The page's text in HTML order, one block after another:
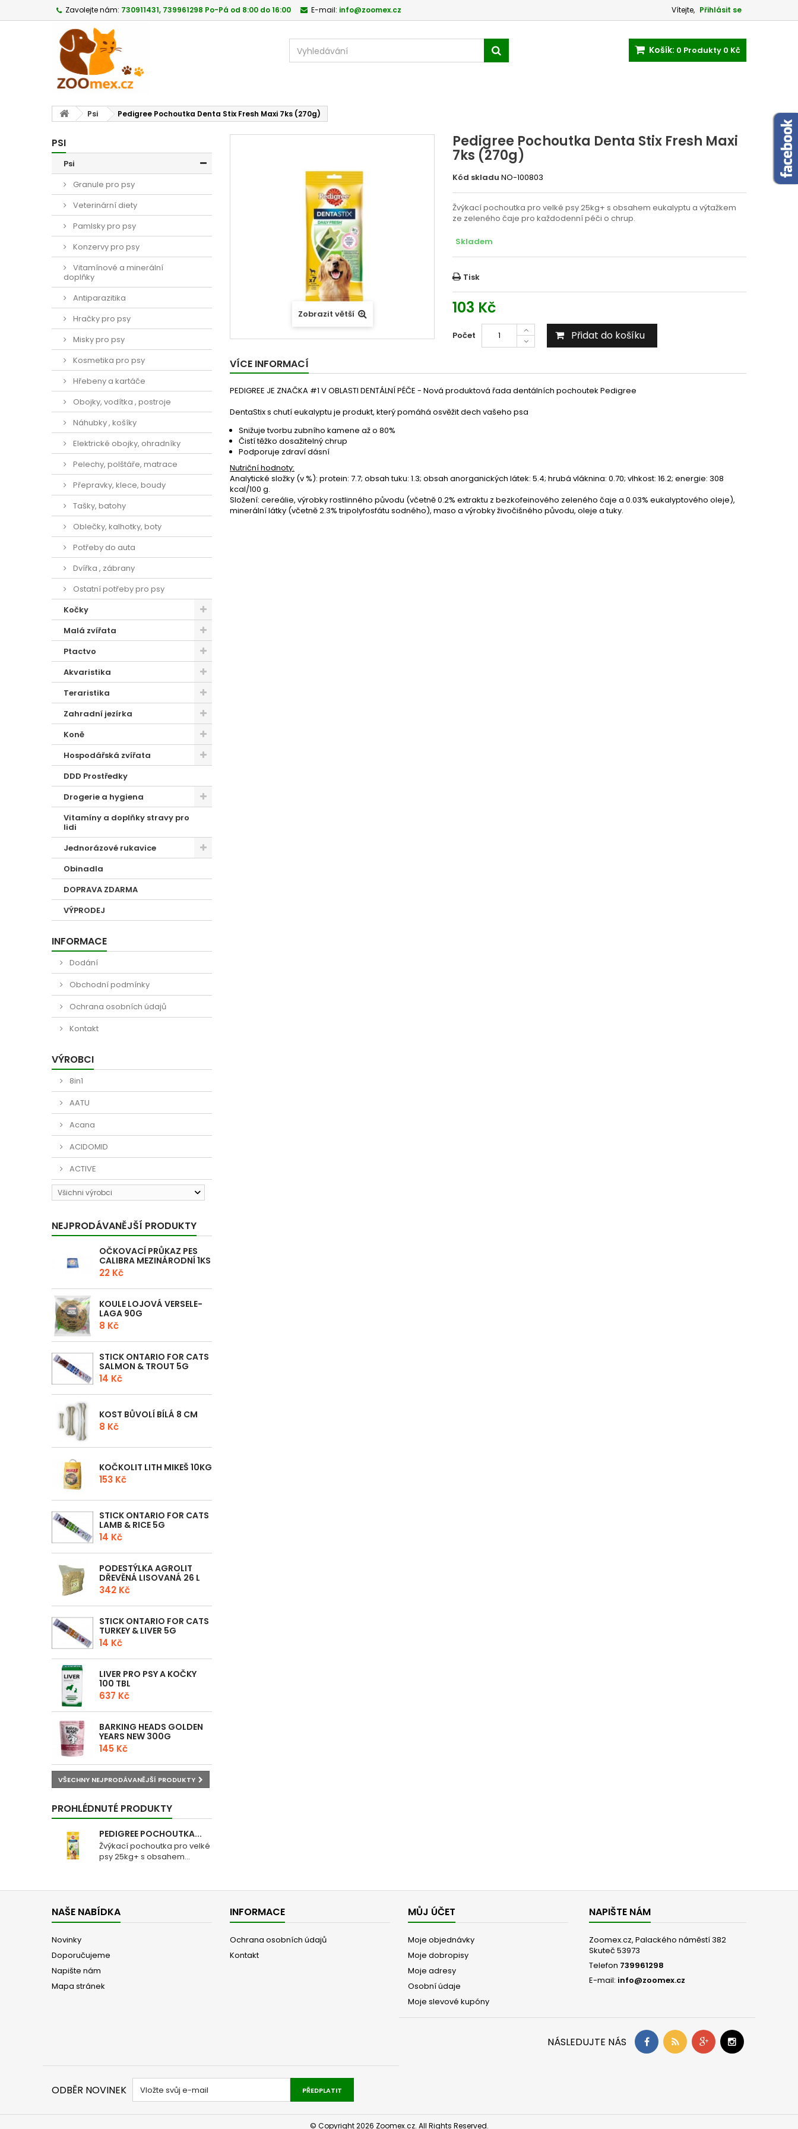
Vítejte, Přihlásit se
Zavolejte nám: 730911431, 739961298 Po-Pá od 8:00 do 16:00 E-mail: info@zoomex.cz
Košík: 0 Produkty 0 Kč
Psi Pedigree Pochoutka Denta Stix Fresh Maxi 7ks (270g)
PSI
Psi
Granule pro psy
Veterinární diety
Pamlsky pro psy
Konzervy pro psy
Vitamínové a minerální
doplňky
Antiparazitika
Hračky pro psy
Misky pro psy
Kosmetika pro psy
Hřebeny a kartáče
Obojky, vodítka , postroje
Náhubky , košíky
Elektrické obojky, ohradníky
Pelechy, polštáře, matrace
Přepravky, klece, boudy
Tašky, batohy
Oblečky, kalhotky, boty
Potřeby do auta
Dvířka , zábrany
Ostatní potřeby pro psy
Kočky
Malá zvířata
Ptactvo
Akvaristika
Teraristika
Zahradní jezírka
Koně
Hospodářská zvířata
DDD Prostředky
Drogerie a hygiena
Vitamíny a doplňky stravy pro
lidi
Jednorázové rukavice
Obinadla
DOPRAVA ZDARMA
VÝPRODEJ
INFORMACE
Dodání
Obchodní podmínky
Ochrana osobních údajů
Kontakt
VÝROBCI
8in1
AATU
Acana
ACIDOMID
ACTIVE
Všichni výrobci
NEJPRODÁVANĚJŠÍ PRODUKTY
OČKOVACÍ PRŮKAZ PES
CALIBRA MEZINÁRODNÍ 1KS
22 Kč
KOULE LOJOVÁ VERSELE-
LAGA 90G
8 Kč
STICK ONTARIO FOR CATS
SALMON & TROUT 5G
14 Kč
KOST BŮVOLÍ BÍLÁ 8 CM
8 Kč
KOČKOLIT LITH MIKEŠ 10KG
153 Kč
STICK ONTARIO FOR CATS
LAMB & RICE 5G
14 Kč
PODESTÝLKA AGROLIT
DŘEVĚNÁ LISOVANÁ 26 L
342 Kč
STICK ONTARIO FOR CATS
TURKEY & LIVER 5G
14 Kč
LIVER PRO PSY A KOČKY
100 TBL
637 Kč
BARKING HEADS GOLDEN
YEARS NEW 300G
145 Kč
VŠECHNY NEJPRODÁVANĚJŠÍ PRODUKTY
PROHLÉDNUTÉ PRODUKTY
PEDIGREE POCHOUTKA...
Žvýkací pochoutka pro velké
psy 25kg+ s obsahem...
Zobrazit větší
Pedigree Pochoutka Denta Stix Fresh Maxi
7ks (270g)
Kód skladu NO-100803
Žvýkací pochoutka pro velké psy 25kg+ s obsahem eukalyptu a výtažkem
ze zeleného čaje pro každodenní péči o chrup.
Skladem
Tisk
103 Kč
Počet Přidat do košíku
VÍCE INFORMACÍ
PEDIGREE JE ZNAČKA #1 V OBLASTI DENTÁLNÍ PÉČE - Nová produktová řada dentálních pochoutek Pedigree
DentaStix s chutí eukalyptu je produkt, který pomáhá osvěžit dech vašeho psa
Snižuje tvorbu zubního kamene až o 80%
Čistí těžko dosažitelný chrup
Podporuje zdraví dásní
Nutriční hodnoty:
Analytické složky (v %): protein: 7.7; obsah tuku: 1.3; obsah anorganických látek: 5.4; hrubá vláknina: 0.70; vlhkost: 16.2; energie: 308
kcal/100 g.
Složení: cereálie, výrobky rostlinného původu (včetně 0.2% extraktu z bezkofeinového zeleného čaje a 0.03% eukalyptového oleje),
minerální látky (včetně 2.3% tripolyfosfátu sodného), maso a výrobky živočišného původu, oleje a tuky.
NAŠE NABÍDKA
Novinky
Doporučujeme
Napište nám
Mapa stránek
INFORMACE
Ochrana osobních údajů
Kontakt
© Copyright 2026 Zoomex.cz. All Rights Reserved.
MŮJ ÚČET
Moje objednávky
Moje dobropisy
Moje adresy
Osobní údaje
Moje slevové kupóny
NAPIŠTE NÁM
Zoomex.cz, Palackého náměstí 382
Skuteč 53973
Telefon 739961298
E-mail: info@zoomex.cz
NÁSLEDUJTE NÁS
ODBĚR NOVINEK PŘEDPLATIT